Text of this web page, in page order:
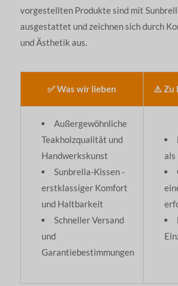
vorgestellten Produkte sind mit
ausgestattet und zeichnen sich durch
und Ästhetik aus.
✅ Was wir lieben ⚠️ Zu
Außergewöhnliche
Teakholzqualität und
Handwerkskunst
Sunbrella-Kissen -
erstklassiger Komfort
und Haltbarkeit
Schneller Versand
und
Garantiebestimmungen
als